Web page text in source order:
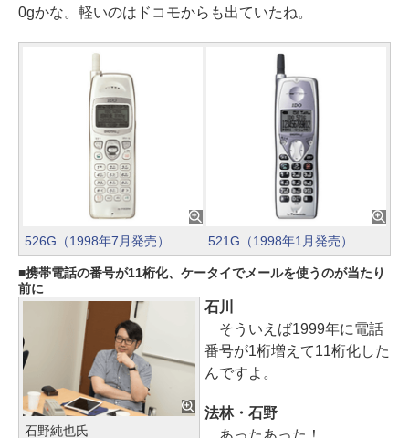
0gかな。軽いのはドコモからも出ていたね。
526G（1998年7月発売） 521G（1998年1月発売）
携帯電話の番号が11桁化、ケータイでメールを使うのが当たり
前に
石野純也氏
石川
そういえば1999年に電話
番号が1桁増えて11桁化した
んですよ。
法林・石野
あったあった！